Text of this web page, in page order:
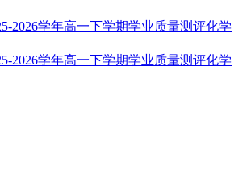
2026学年高一下学期学业质量测评化学
2026学年高一下学期学业质量测评化学